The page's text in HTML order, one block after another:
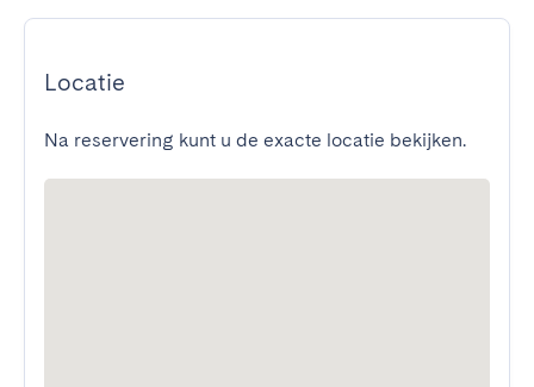
Locatie
Na reservering kunt u de exacte locatie bekijken.